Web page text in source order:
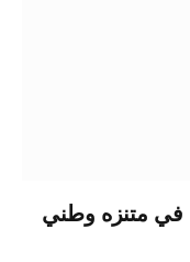
في متنزه وطني